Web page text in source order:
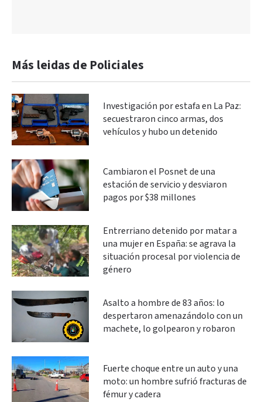
Más leidas de Policiales
Investigación por estafa en La Paz:
secuestraron cinco armas, dos
vehículos y hubo un detenido
Cambiaron el Posnet de una
estación de servicio y desviaron
pagos por $38 millones
Entrerriano detenido por matar a
una mujer en España: se agrava la
situación procesal por violencia de
género
Asalto a hombre de 83 años: lo
despertaron amenazándolo con un
machete, lo golpearon y robaron
Fuerte choque entre un auto y una
moto: un hombre sufrió fracturas de
fémur y cadera